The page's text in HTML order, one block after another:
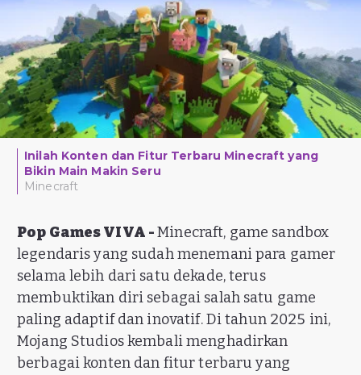
Inilah Konten dan Fitur Terbaru Minecraft yang
Bikin Main Makin Seru
Minecraft
Pop Games VIVA -Minecraft, game sandbox
legendaris yang sudah menemani para gamer
selama lebih dari satu dekade, terus
membuktikan diri sebagai salah satu game
paling adaptif dan inovatif. Di tahun 2025 ini,
Mojang Studios kembali menghadirkan
berbagai konten dan fitur terbaru yang